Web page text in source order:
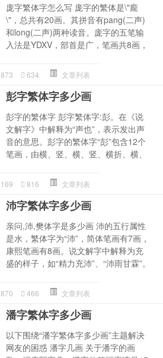
庞字繁体字怎么写 庞字的繁体是\"龐
\"，总共有20画。其拼音有pang(二声)
和long(二声)两种读音。庞字的五笔输
入法是YDXV，部首是广，笔画共8画，
873 634 文章列表
彭字繁体字多少画
彭字的繁体字 彭字繁体字:彭。在《说
文解字》中解释为“声也”，表示发出声
音的意思。彭字的繁体字“彭”包含12个
笔画，由横、竖、横、竖、横折、横、
169 816 文章列表
沛字繁体字多少画
亲问,沛,樊体字是多少画 沛的五行属性
是水，繁体字为“沛”，简体笔画有7画，
康熙笔画有8画。说文解字中解释为充
盛的样子，如“精力充沛”、“沛雨甘霖”。
870 466 文章列表
潘字繁体字多少画
以下围绕“潘字繁体字多少画”主题解决
网友的困惑 潘字几画 关于潘字的画